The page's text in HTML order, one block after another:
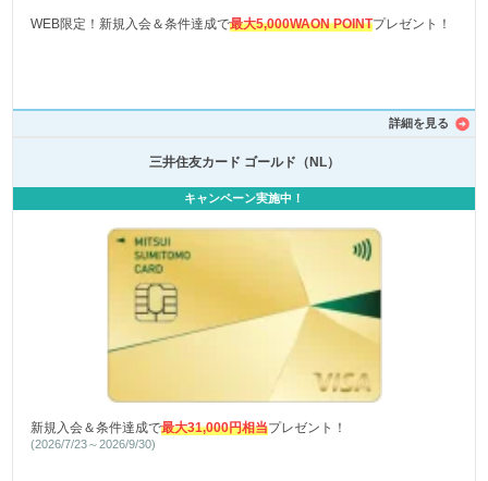
WEB限定！新規入会＆条件達成で最大5,000WAON POINTプレゼント！
詳細を見る
三井住友カード ゴールド（NL）
新規入会＆条件達成で最大31,000円相当プレゼント！
(2026/7/23～2026/9/30)
キャンペーン実施中！